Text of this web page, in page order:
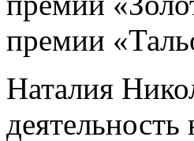
премии
Наталия